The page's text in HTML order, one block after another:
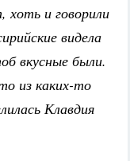
и говорили
видела
вкусные были.
из каких-то
Клавдия